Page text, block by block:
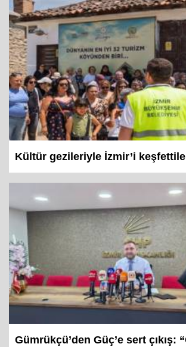
Kültür gezileriyle İzmir’i
Gümrükçü’den Güç’e sert çıkış: